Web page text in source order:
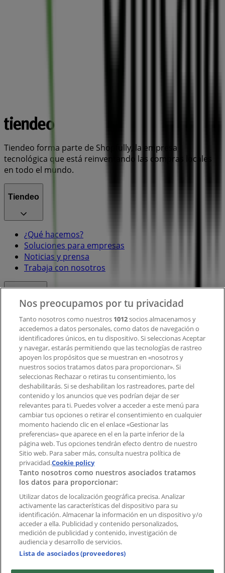
Tiendeo forma parte de Shopfully, la empresa
tecnológica que está reinventando las compras locales
en todo el mundo.
Tiendeo
¿Qué hacemos?
Soluciones para empresas
Noticias y prensa
Trabaja con nosotros
Contacto comercial y de marketing
Tienda mal colocada en el mapa
Notificar un folleto
¿Encontraste un problema en la web o en la
aplicación?
Índices
Marcas
Marcas locales
Negocios
Negocios cercanos
Productos
Productos locales
Ciudades
Descargar la APP Tiendeo
Nos preocupamos por tu privacidad
Tanto nosotros como nuestros 1012socios almacenamos y
accedemos a datos personales, como datos de navegación o
identificadores únicos, en tu dispositivo. Si seleccionas Aceptar
y navegar, estarás permitiendo que las tecnologías de rastreo
apoyen los propósitos que se muestran en «nosotros y
nuestros socios tratamos datos para proporcionar». Si
seleccionas Rechazar o retiras tu consentimiento, los
deshabilitarás. Si se deshabilitan los rastreadores, parte del
contenido y los anuncios que ves podrían dejar de ser
relevantes para ti. Puedes volver a acceder a este menú para
cambiar tus opciones o retirar el consentimiento en cualquier
momento haciendo clic en el enlace «Gestionar las
preferencias» que aparece en el en la parte inferior de la
página web. Tus opciones tendrán efecto dentro de nuestro
Sitio web. Para saber más, consulta nuestra política de
privacidad.Cookie policy
Tanto nosotros como nuestros asociados tratamos
los datos para proporcionar:
Utilizar datos de localización geográfica precisa. Analizar
activamente las características del dispositivo para su
identificación. Almacenar la información en un dispositivo y/o
acceder a ella. Publicidad y contenido personalizados,
medición de publicidad y contenido, investigación de
audiencia y desarrollo de servicios.
Lista de asociados (proveedores)